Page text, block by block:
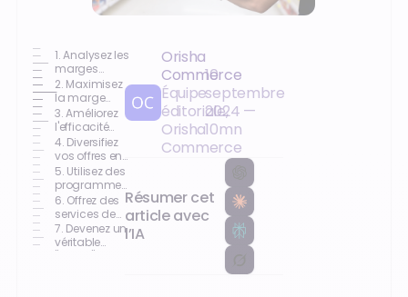
1. Analysez les
marges
actuelles de
votre
entreprise
2. Maximisez
la marge
bénéficiaire
de vos
produits
3. Améliorez
l'efficacité
opérationnelle
pour accroître
la rentabilité
4. Diversifiez
vos offres en
supérette
5. Utilisez des
programmes
de fidélité
6. Offrez des
services de
livraison et de
click and
collect
7. Devenez un
véritable
Orisha
Commerce
Équipe
éditoriale,
Orisha
Commerce
10
septembre
2024 —
10mn
Résumer cet
article avec
l’IA